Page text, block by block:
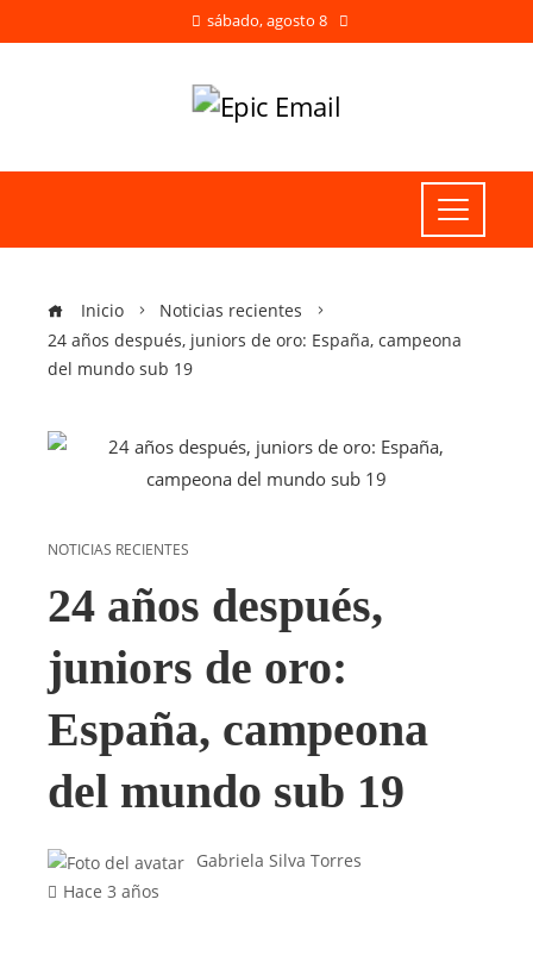
sábado, agosto 8
Inicio
Noticias recientes
24 años después, juniors de oro: España, campeona
del mundo sub 19
NOTICIAS RECIENTES
24 años después,
juniors de oro:
España, campeona
del mundo sub 19
Gabriela Silva Torres
Hace 3 años